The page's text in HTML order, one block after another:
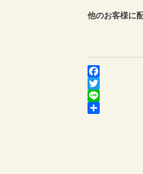
他のお客様に
Facebook
Twitter
Line